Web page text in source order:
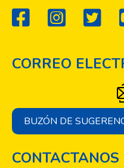
CORREO
BUZÓN DE
CONTACTANOS